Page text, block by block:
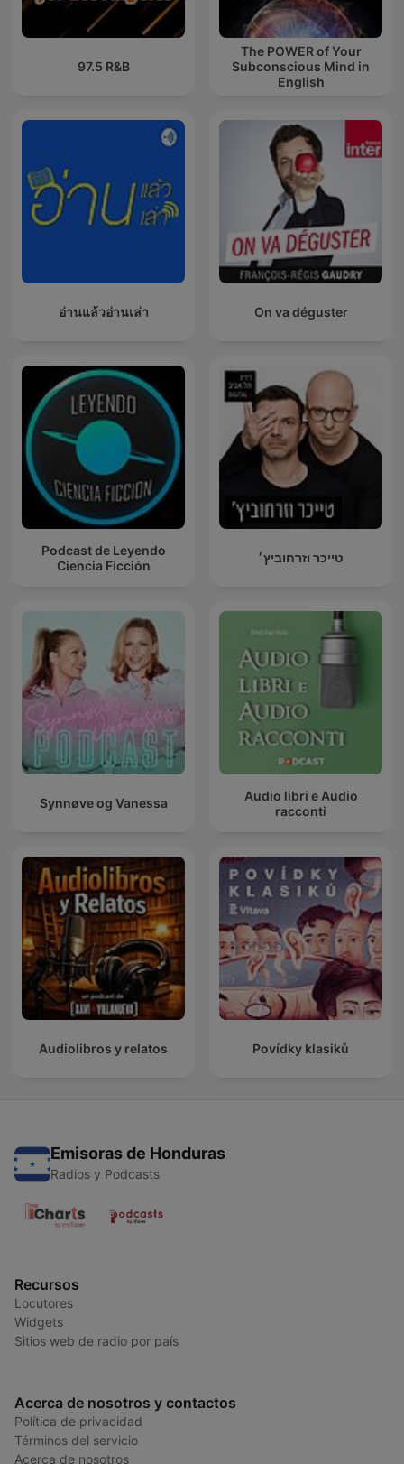
97.5 R&B
The POWER of Your
Subconscious Mind in
English
อ่านแล้วอ่านเล่า On va déguster
Podcast de Leyendo
Ciencia Ficción
טייכר וזרחוביץ׳
Synnøve og Vanessa
Audio libri e Audio
racconti
Audiolibros y relatos Povídky klasiků
Emisoras de Honduras
Radios y Podcasts
Recursos
Locutores
Widgets
Sitios web de radio por país
Acerca de nosotros y contactos
Política de privacidad
Términos del servicio
Acerca de nosotros